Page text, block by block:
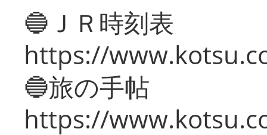
🔵ＪＲ時刻表
https://
🔵旅の手帖
https://